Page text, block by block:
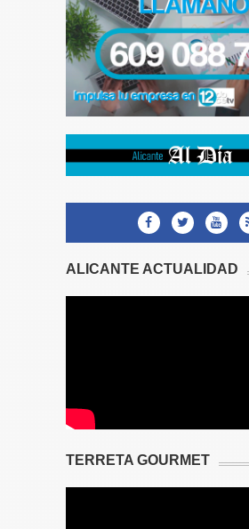
ALICANTE ACTUALIDAD
TERRETA GOURMET